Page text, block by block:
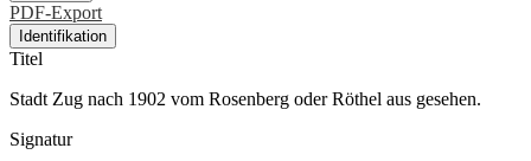
PDF-Export
Identifikation
Titel
Stadt Zug nach 1902 vom Rosenberg oder Röthel aus gesehen.
Signatur